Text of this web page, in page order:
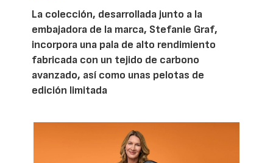
La colección, desarrollada junto a la
embajadora de la marca, Stefanie Graf,
incorpora una pala de alto rendimiento
fabricada con un tejido de carbono
avanzado, así como unas pelotas de
edición limitada